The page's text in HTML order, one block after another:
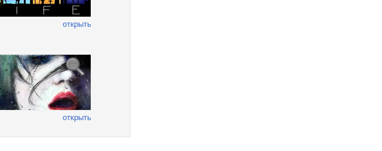
открыть
открыть